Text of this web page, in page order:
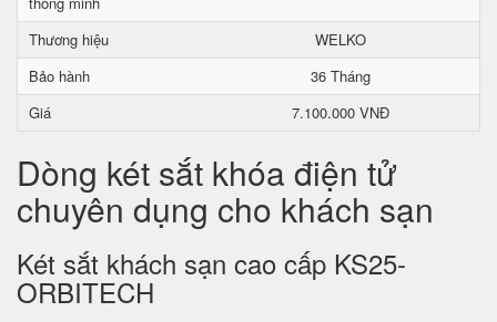
Thương hiệu
WELKO
Bảo hành
36 Tháng
Giá
7.100.000 VNĐ
Dòng két sắt khóa điện tử
chuyên dụng cho khách sạn
Két sắt khách sạn cao cấp KS25-
ORBITECH